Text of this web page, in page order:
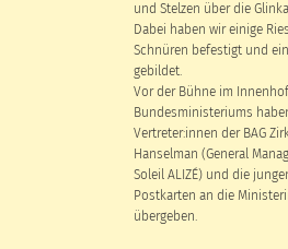
und Stelzen über die
Dabei haben wir einige
Schnüren befestigt und
gebildet.
Vor der Bühne im
Bundesministeriums
Vertreter:innen der BAG
Hanselman (General
Soleil ALIZÉ) und die
Postkarten an die
übergeben.